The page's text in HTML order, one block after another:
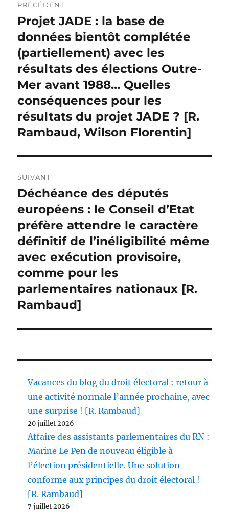
de
l’article
PRÉCÉDENT
Publication
précédente :
Projet JADE : la base de
données bientôt complétée
(partiellement) avec les
résultats des élections Outre-
Mer avant 1988… Quelles
conséquences pour les
résultats du projet JADE ? [R.
Rambaud, Wilson Florentin]
SUIVANT
Publication
suivante :
Déchéance des députés
européens : le Conseil d’Etat
préfère attendre le caractère
définitif de l’inéligibilité même
avec exécution provisoire,
comme pour les
parlementaires nationaux [R.
Rambaud]
Vacances du blog du droit électoral : retour à
une activité normale l’année prochaine, avec
une surprise ! [R. Rambaud]
20 juillet 2026
Affaire des assistants parlementaires du RN :
Marine Le Pen de nouveau éligible à
l’élection présidentielle. Une solution
conforme aux principes du droit électoral !
[R. Rambaud]
7 juillet 2026